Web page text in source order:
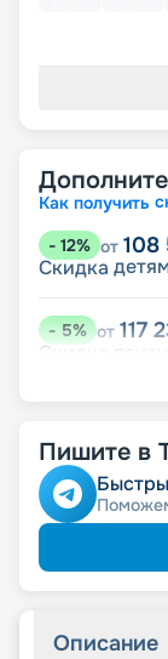
Как получить
- 12% от 108
Скидка
-5% от 117
Скидка
Скидка на
Пишите в
Описание